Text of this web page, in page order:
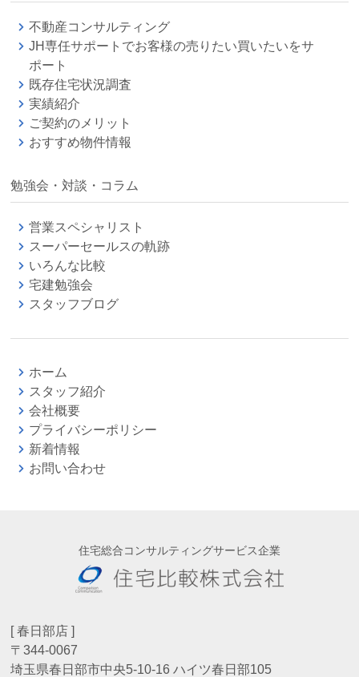
不動産コンサルティング
JH専任サポートでお客様の売りたい買いたいをサ
ポート
既存住宅状況調査
実績紹介
ご契約のメリット
おすすめ物件情報
勉強会・対談・コラム
営業スペシャリスト
スーパーセールスの軌跡
いろんな比較
宅建勉強会
スタッフブログ
ホーム
スタッフ紹介
会社概要
プライバシーポリシー
新着情報
お問い合わせ
住宅総合コンサルティングサービス企業
[ 春日部店 ]
〒344-0067
埼玉県春日部市中央5-10-16 ハイツ春日部105